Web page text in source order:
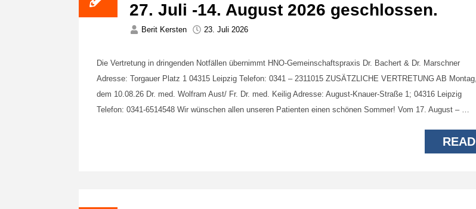
27. Juli -14. August 2026 geschlossen.
Berit Kersten 23. Juli 2026
Die Vertretung in dringenden Notfällen übernimmt HNO-Gemeinschaftspraxis Dr. Bachert & Dr. Marschner
Adresse: Torgauer Platz 1 04315 Leipzig Telefon: 0341 – 2311015 ZUSÄTZLICHE VERTRETUNG AB Montag,
dem 10.08.26 Dr. med. Wolfram Aust/ Fr. Dr. med. Keilig Adresse: August-Knauer-Straße 1; 04316 Leipzig
Telefon: 0341-6514548 Wir wünschen allen unseren Patienten einen schönen Sommer! Vom 17. August – …
READ